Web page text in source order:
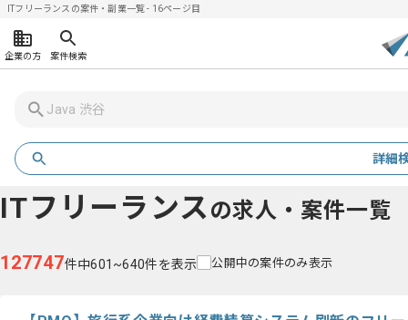
ITフリーランスの案件・副業一覧 - 16ページ目
企業の方 案件検索
詳細
ITフリーランスの求人・案件一覧
127747件中601~640件を表示 公開中の案件のみ表示